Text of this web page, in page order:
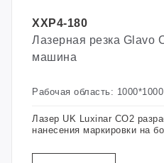
XXP4-180
Лазерная резка Glavo
машина
Рабочая область:
Лазер UK Luxinar CO2
нанесения маркировки на
традиционной печатью и